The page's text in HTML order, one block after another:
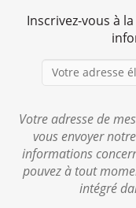
Inscrivez-vous à
Votre adresse de
vous envoyer
informations
pouvez à tout
intégré